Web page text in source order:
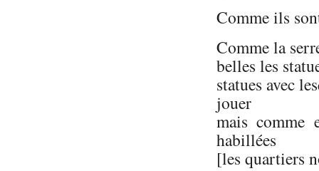
Comme ils
Comme la
belles les
statues avec
jouer
mais comme
habillées
[les quartiers